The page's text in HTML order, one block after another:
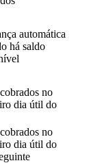
automática
há saldo
no
dia útil do
no
dia útil do